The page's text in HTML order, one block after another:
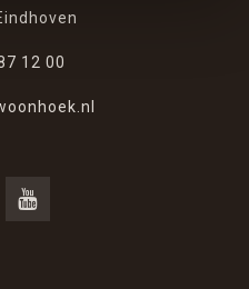
12 00